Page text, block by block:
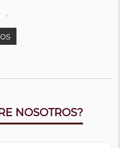
NOSOTROS?